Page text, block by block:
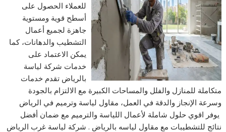
للعملاء الحصول على
أسطح قوية ومستوية
جاهزة لجميع أعمال
التشطيب والدهانات، كما
يمكن الاعتماد على
خدمات شركة لياسة
بالرياض تقدم خدمات
متكاملة للمنازل والفلل والمساحات الكبيرة مع الالتزام بالجودة
وسرعة الإنجاز والدقة في العمل، مقاول لياسة وترميم في الرياض
يوفر اقوي حلول شاملة لأعمال اللياسة والترميم مع ضمان أفضل
نتائج للتشطيبات مع مقاول لياسه بالرياض . شركة لياسة غرب الرياض